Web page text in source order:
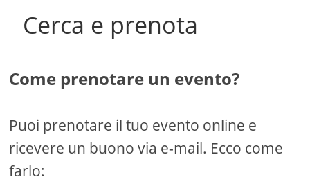
Cerca e prenota
Come prenotare un evento?
Puoi prenotare il tuo evento online e
ricevere un buono via e-mail. Ecco come
farlo: